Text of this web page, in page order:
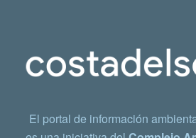
El portal de información